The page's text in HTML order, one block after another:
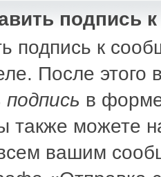
подпись
подпись к
После
в
также можете
вашим